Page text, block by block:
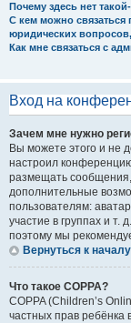
Почему здесь нет
С кем можно связаться
юридических
Как мне связаться с
Вход на
Зачем мне нужно
Вы можете этого и не
настроил
размещать
дополнительные
пользователям:
участие в группах и т.
поэтому мы
Вернуться к началу
Что такое COPPA?
COPPA (Children’s
частных прав ребёнка